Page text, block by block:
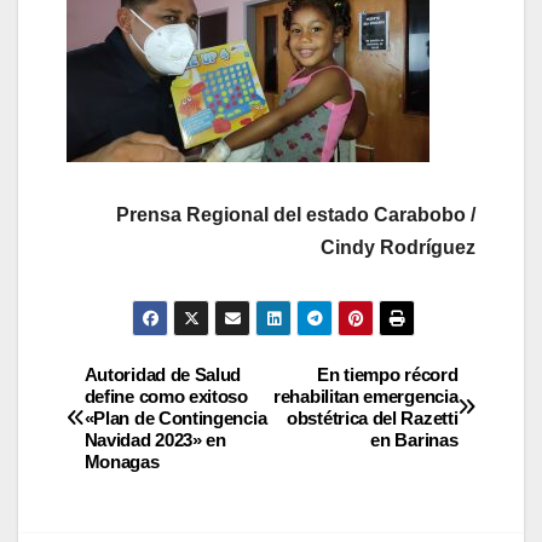
Prensa Regional del estado Carabobo /
Cindy Rodríguez
En tiempo récord
rehabilitan emergencia
obstétrica del Razetti
en Barinas
Autoridad de Salud
define como exitoso
«Plan de Contingencia
Navidad 2023» en
Monagas